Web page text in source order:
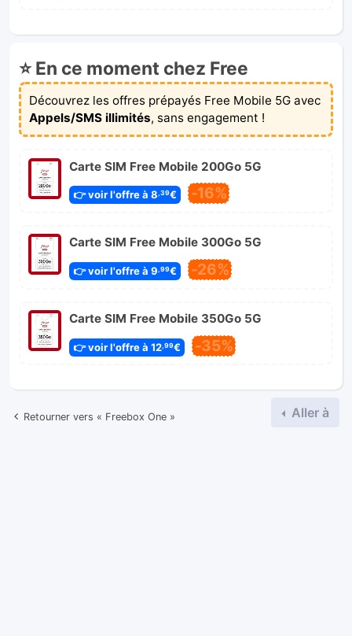
⭐ En ce moment chez Free
Découvrez les offres prépayés Free Mobile 5G avec
Appels/SMS illimités, sans engagement !
Carte SIM Free Mobile 200Go 5G
👉 voir l'offre à 8,39€ -16%
Carte SIM Free Mobile 300Go 5G
👉 voir l'offre à 9 ,99€ -26%
Carte SIM Free Mobile 350Go 5G
👉 voir l'offre à 12,99€ -35%
Retourner vers « Freebox One » Aller à